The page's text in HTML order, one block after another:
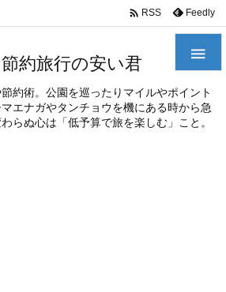
約旅行の安い君
約術。公園を巡ったりマイルやポイント
エナガやタンチョウを機にある時から急
らぬ心は「低予算で旅を楽しむ」こと。

 RSS Feedly